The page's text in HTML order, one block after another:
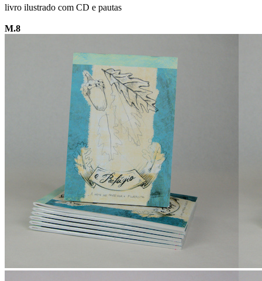
livro ilustrado com CD e pautas
M.8